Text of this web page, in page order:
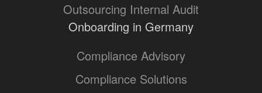
Outsourcing Internal Audit
Onboarding in Germany
Compliance Advisory
Compliance Solutions